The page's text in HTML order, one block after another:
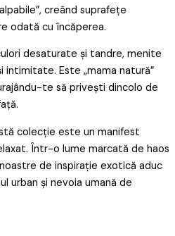
creând suprafețe
odată cu încăperea.
desaturate și tandre, menite
intimitate. Este „mama natură”
te să privești dincolo de
colecție este un manifest
Într-o lume marcată de haos
de inspirație exotică aduc
urban și nevoia umană de